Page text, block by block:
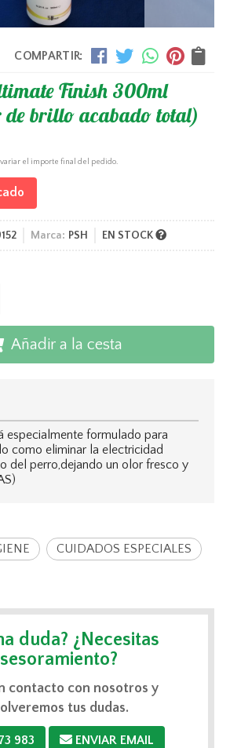
COMPARTIR:
Finish 300ml
de brillo acabado total)
el importe final del pedido.
Marca: PSH EN STOCK
Añadir a la cesta
especialmente formulado para
como eliminar la electricidad
del perro,dejando un olor fresco y
CUIDADOS ESPECIALES
duda? ¿Necesitas
contacto con nosotros y
tus dudas.
983 ENVIAR EMAIL